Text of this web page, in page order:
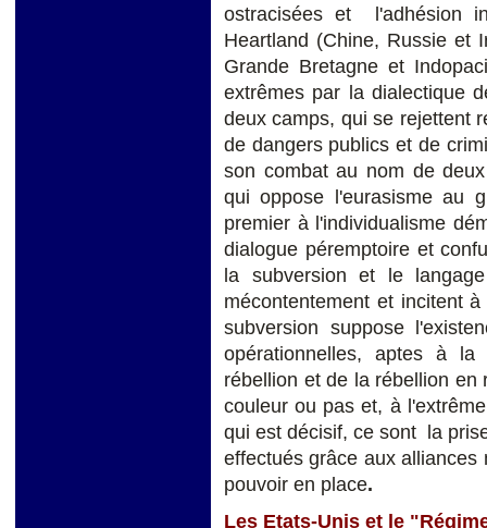
ostracisées et l'adhésion
Heartland (Chine, Russie et
Grande Bretagne et
extrêmes par la dialectique
deux camps, qui se rejettent
de dangers publics et de
son combat au nom de
qui oppose l'eurasisme au
premier à l'individualisme
dialogue péremptoire et
la subversion et le
mécontentement et incitent
subversion suppose
opérationnelles, aptes à la
rébellion et de la rébellion
couleur ou pas et, à
qui est décisif, ce sont la
effectués grâce aux
pouvoir en place.
Les Etats-Unis et le